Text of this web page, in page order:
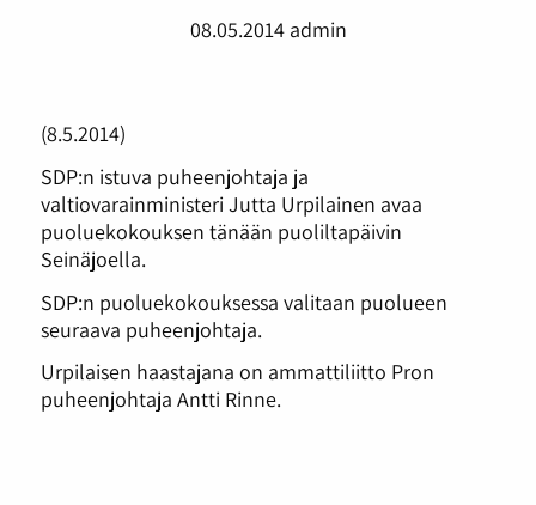
08.05.2014 admin
(8.5.2014)
SDP:n istuva puheenjohtaja ja
valtiovarainministeri Jutta Urpilainen avaa
puoluekokouksen tänään puoliltapäivin
Seinäjoella.
SDP:n puoluekokouksessa valitaan puolueen
seuraava puheenjohtaja.
Urpilaisen haastajana on ammattiliitto Pron
puheenjohtaja Antti Rinne.